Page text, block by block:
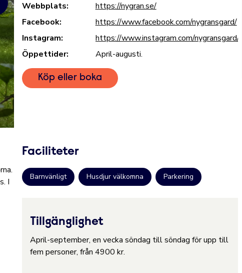
Webbplats:
https://nygran.se/
Facebook:
https://www.facebook.com/nygransgard/
Instagram:
https://www.instagram.com/nygransgard/
Öppettider:
April-augusti.
Köp eller boka
I
Faciliteter
Barnvänligt Husdjur välkomna Parkering
Tillgänglighet
April-september, en vecka söndag till söndag för upp till
fem personer, från 4900 kr.